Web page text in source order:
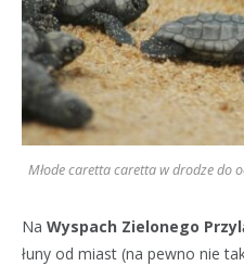
Młode caretta caretta w drodze do
Na Wyspach Zielonego
łuny od miast (na pewno nie